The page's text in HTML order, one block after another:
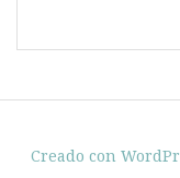
Creado con